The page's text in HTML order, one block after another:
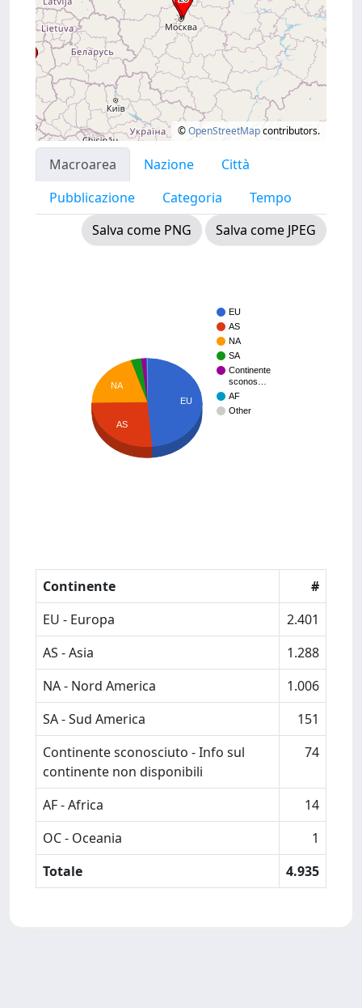
©OpenStreetMapcontributors.
Macroarea Nazione
Città
Pubblicazione
Categoria
Tempo
Salva come PNG
Salva come JPEG
EU
AS
NA
SA
Continente
sconos…
AF
Other
EU
NA
AS
Continente
#
EU - Europa
2.401
AS - Asia
1.288
NA - Nord America
1.006
SA - Sud America
151
Continente sconosciuto - Info sul
continente non disponibili
74
AF - Africa
14
OC - Oceania
1
Totale
4.935